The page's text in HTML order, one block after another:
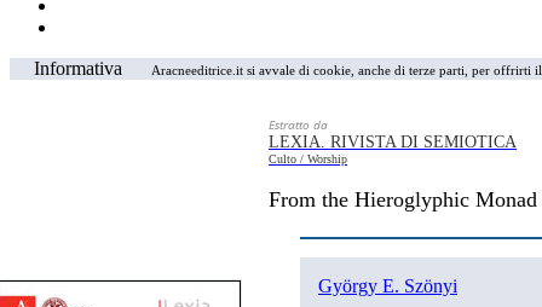
Informativa Aracneeditrice.it si avvale di cookie, anche di terze parti, per
Estratto da
LEXIA. RIVISTA DI SEMIOTICA
Culto / Worship
From the Hieroglyphic Monad
György E. Szönyi